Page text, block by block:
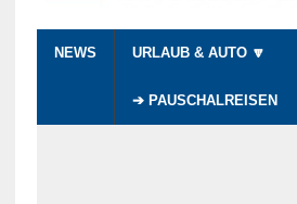
NEWS URLAUB & AUTO 🔽
➔ PAUSCHALREISEN